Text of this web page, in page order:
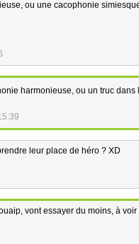
ou une cacophonie
harmonieuse, ou un truc dans
leur place de héro ? XD
vont essayer du moins, à